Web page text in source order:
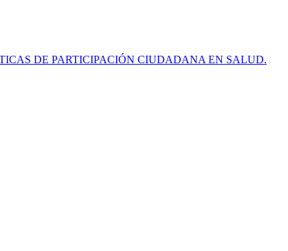
DE PARTICIPACIÓN CIUDADANA EN SALUD.